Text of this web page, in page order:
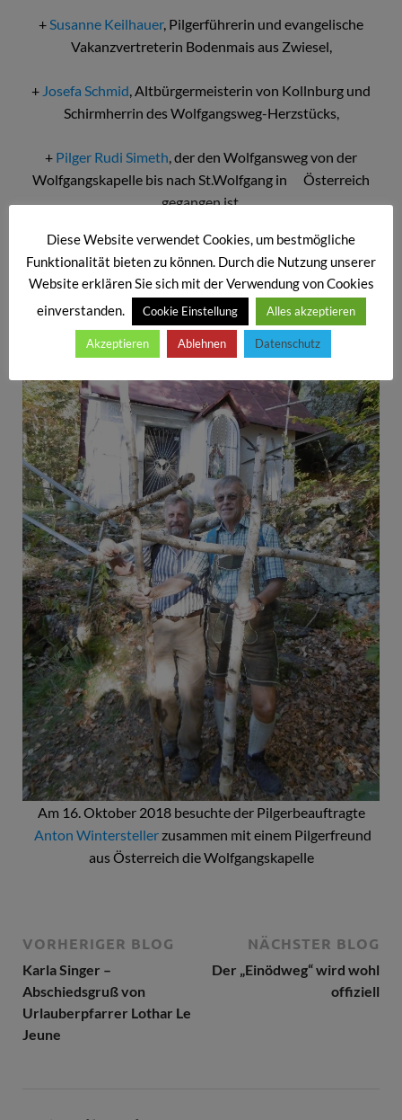
+Susanne Keilhauer, Pilgerführerin und evangelische
Vakanzvertreterin Bodenmais aus Zwiesel,
+ Josefa Schmid, Altbürgermeisterin von Kollnburg und
Schirmherrin des Wolfgangsweg-Herzstücks,
+ Pilger Rudi Simeth, der den Wolfgansweg von der
Wolfgangskapelle bis nach St.Wolfgang in Österreich
gegangen ist.
Der Verein Pilgerweg St. Wolfgang bedankt sich
beiBernhard Bielmeier , Ramersdorf, für das Material für
die Birkenkreuze.
Am 16. Oktober 2018 besuchte der Pilgerbeauftragte
Anton Winterstellerzusammen mit einem Pilgerfreund
aus Österreich die Wolfgangskapelle
VORHERIGER BLOG
Karla Singer –
Abschiedsgruß von
Urlauberpfarrer Lothar Le
Jeune
NÄCHSTER BLOG
Der „Einödweg“ wird wohl
offiziell
Diese Website verwendet Cookies, um bestmögliche
Funktionalität bieten zu können. Durch die Nutzung unserer
Website erklären Sie sich mit der Verwendung von Cookies
einverstanden.
Cookie Einstellung Alles akzeptieren
Akzeptieren Ablehnen Datenschutz